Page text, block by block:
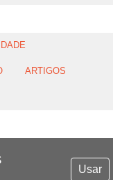
Usar
ARTIGOS